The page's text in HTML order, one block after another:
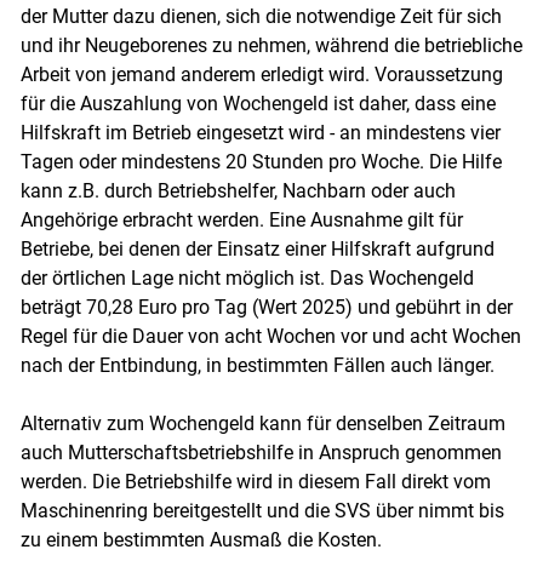
Skip to main content
der Mutter dazu dienen, sich die notwendige Zeit für sich
und ihr Neugeborenes zu nehmen, während die betriebliche
Arbeit von jemand anderem erledigt wird. Voraussetzung
für die Auszahlung von Wochengeld ist daher, dass eine
Hilfskraft im Betrieb eingesetzt wird - an mindestens vier
Tagen oder mindestens 20 Stunden pro Woche. Die Hilfe
kann z.B. durch Betriebshelfer, Nachbarn oder auch
Angehörige erbracht werden. Eine Ausnahme gilt für
Betriebe, bei denen der Einsatz einer Hilfskraft aufgrund
der örtlichen Lage nicht möglich ist. Das Wochengeld
beträgt 70,28 Euro pro Tag (Wert 2025) und gebührt in der
Regel für die Dauer von acht Wochen vor und acht Wochen
nach der Entbindung, in bestimmten Fällen auch länger.
Alternativ zum Wochengeld kann für denselben Zeitraum
auch Mutterschaftsbetriebshilfe in Anspruch genommen
werden. Die Betriebshilfe wird in diesem Fall direkt vom
Maschinenring bereitgestellt und die SVS über nimmt bis
zu einem bestimmten Ausmaß die Kosten.